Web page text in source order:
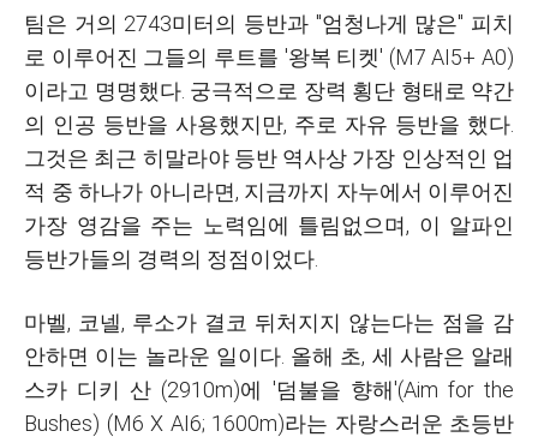
팀은 거의 2743미터의 등반과 "엄청나게 많은" 피치
로 이루어진 그들의 루트를 '왕복 티켓' (M7 AI5+ A0)
이라고 명명했다. 궁극적으로 장력 횡단 형태로 약간
의 인공 등반을 사용했지만, 주로 자유 등반을 했다.
그것은 최근 히말라야 등반 역사상 가장 인상적인 업
적 중 하나가 아니라면, 지금까지 자누에서 이루어진
가장 영감을 주는 노력임에 틀림없으며, 이 알파인
등반가들의 경력의 정점이었다.
마벨, 코넬, 루소가 결코 뒤처지지 않는다는 점을 감
안하면 이는 놀라운 일이다. 올해 초, 세 사람은 알래
스카 디키 산 (2910m)에 '덤불을 향해'(Aim for the
Bushes) (M6 X AI6; 1600m)라는 자랑스러운 초등반